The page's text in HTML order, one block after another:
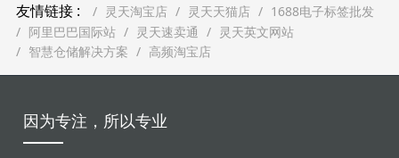
友情链接 : 灵天淘宝店 灵天天猫店
1688电子标签批发
阿里巴巴国际站
灵天速卖通
灵天英文网站
智慧仓储解决方案
高频淘宝店
因为专注，所以专业